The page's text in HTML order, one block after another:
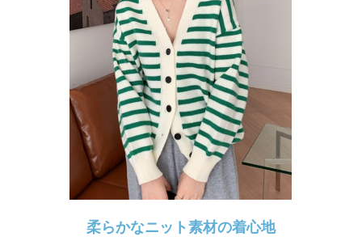
柔らかなニット素材の着心地